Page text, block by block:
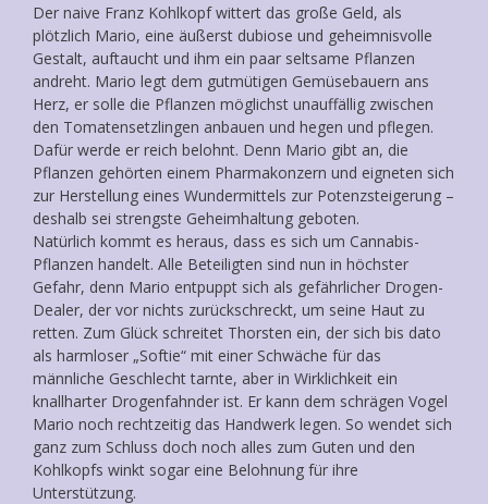
Der naive Franz Kohlkopf wittert das große Geld, als
plötzlich Mario, eine äußerst dubiose und geheimnisvolle
Gestalt, auftaucht und ihm ein paar seltsame Pflanzen
andreht. Mario legt dem gutmütigen Gemüsebauern ans
Herz, er solle die Pflanzen möglichst unauffällig zwischen
den Tomatensetzlingen anbauen und hegen und pflegen.
Dafür werde er reich belohnt. Denn Mario gibt an, die
Pflanzen gehörten einem Pharmakonzern und eigneten sich
zur Herstellung eines Wundermittels zur Potenzsteigerung –
deshalb sei strengste Geheimhaltung geboten.
Natürlich kommt es heraus, dass es sich um Cannabis-
Pflanzen handelt. Alle Beteiligten sind nun in höchster
Gefahr, denn Mario entpuppt sich als gefährlicher Drogen-
Dealer, der vor nichts zurückschreckt, um seine Haut zu
retten. Zum Glück schreitet Thorsten ein, der sich bis dato
als harmloser „Softie“ mit einer Schwäche für das
männliche Geschlecht tarnte, aber in Wirklichkeit ein
knallharter Drogenfahnder ist. Er kann dem schrägen Vogel
Mario noch rechtzeitig das Handwerk legen. So wendet sich
ganz zum Schluss doch noch alles zum Guten und den
Kohlkopfs winkt sogar eine Belohnung für ihre
Unterstützung.